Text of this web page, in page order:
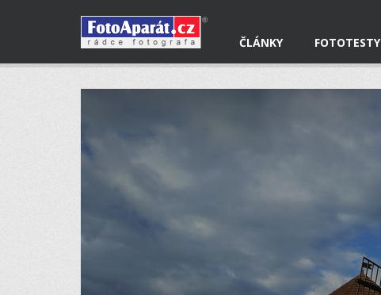
ČLÁNKY FOTOTESTY